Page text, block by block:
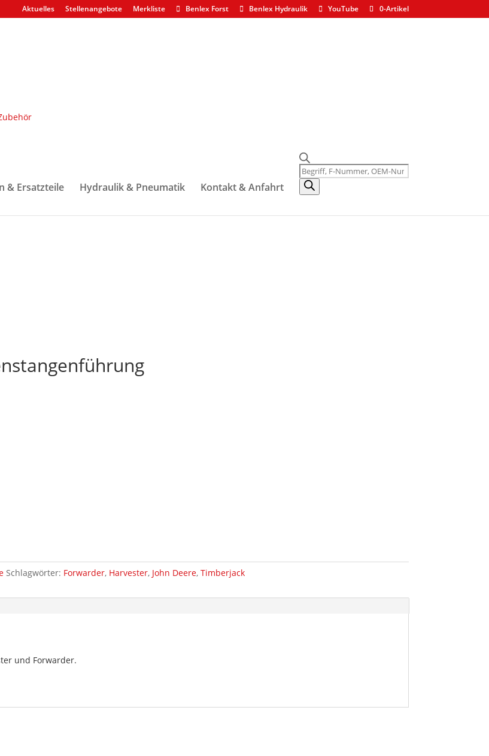
Aktuelles Stellenangebote Merkliste Benlex Forst Benlex Hydraulik YouTube 0-Artikel
& Ersatzteile Hydraulik & Pneumatik Kontakt & Anfahrt
Products
search
Schlagwörter: Forwarder, Harvester, John Deere,Timberjack
und Forwarder.